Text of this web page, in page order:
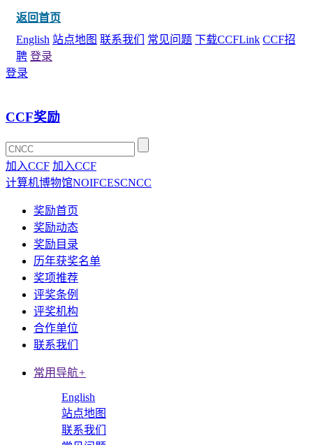
返回首页
English 站点地图 联系我们 常见问题 下载CCFLink CCF招
聘 登录
登录
CCF奖励
加入CCF 加入CCF
计算机博物馆NOIFCESCNCC
奖励首页
奖励动态
奖励目录
历年获奖名单
奖项推荐
评奖条例
评奖机构
合作单位
联系我们
常用导航+
English
站点地图
联系我们